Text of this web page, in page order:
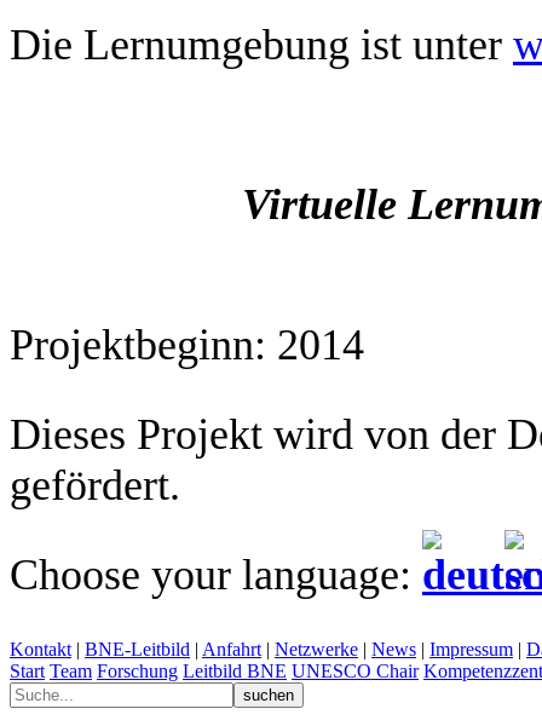
Die Lernumgebung ist unter
Virtuelle
Projektbeginn: 2014
Dieses Projekt wird von der
gefördert.
Choose your language:
Kontakt | BNE-Leitbild | Anfahrt | Netzwerke | News | Impressum |
Start Team Forschung Leitbild BNE UNESCO Chair